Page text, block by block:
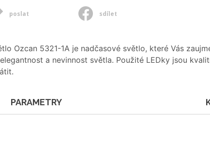
poslat sdílet
Ozcan 5321-1A je nadčasové světlo, které Vás
a nevinnost světla. Použité LEDky jsou
PARAMETRY